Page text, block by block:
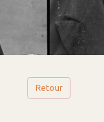
Retour